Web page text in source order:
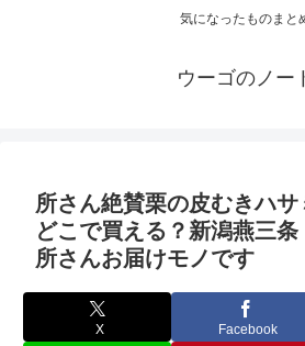
気になったものまと
ウーゴのノー
所さん絶賛栗の皮むきハ
どこで買える？新潟燕三条
所さんお届けモノです
X Facebook